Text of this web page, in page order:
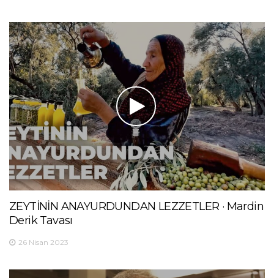
ZEYTİNİN ANAYURDUNDAN LEZZETLER · Mardin
Derik Tavası
26 Nisan 2023